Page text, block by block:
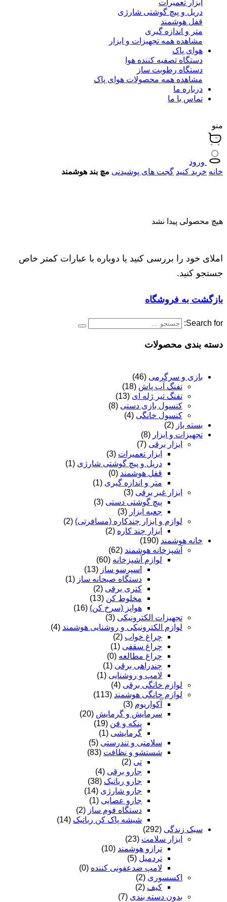
ابزار تعمیرات
دریل و پیچ گوشتی شارژی
قفل هوشمند
متر و اندازه گیری
مشاهده همه تجهیزات و ابزار
هوای پاک
دستگاه تصفیه کننده هوا
دستگاه رطوبت ساز
مشاهده همه محصولات هوای پاک
درباره ما
تماس با ما
منو
ورود
خانه خرید کنید گجت های پوشیدنی مچ بند هوشمند
هیچ محصولی پیدا نشد
املای خود را بررسی کنید یا دوباره با عبارات کمتر خاص
جستجو کنید.
بازگشت به فروشگاه
Search for:
دسته بندی محصولات
بازی و سرگرمی (46)
تفنگ آب پاش (18)
تفنگ تیر ژله ای (13)
کنسول بازی دستی (8)
کنسول خانگی (4)
بسته باز (2)
تجهیزات و ابزار (8)
ابزار برقی (7)
ابزار تعمیرات (3)
دریل و پیچ گوشتی شارژی (1)
قفل هوشمند (0)
متر و اندازه گیری (1)
ابزار غیر برقی (3)
پیچ گوشتی دستی (3)
جعبه ابزار (3)
لوازم و ابزار چندکاره (مسافرتی) (2)
ابزار چند کاره (2)
خانه هوشمند (190)
آشپزخانه هوشمند (62)
لوازم آشپزخانه (60)
اسپرسو ساز (13)
دستگاه صبحانه ساز (1)
کتری برقی (2)
مخلوط کن (13)
هواپز (سرخ کن) (16)
تجهیزات الکترونیکی (3)
لوازم الکترونیکی و روشنایی هوشمند (4)
چراغ خواب (2)
چراغ سقفی (1)
چراغ مطالعه (0)
چندراهی برقی (1)
لامپ و روشنایی (1)
لوازم خانگی برقی (4)
لوازم خانگی هوشمند (113)
آکواریوم (3)
سرمایش و گرمایش (20)
پنکه و فن (19)
گرمایشی (1)
سلامتی و تندرستی (5)
شستشو و نظافت (83)
تی (2)
جارو برقی (4)
جارو رباتیک (38)
جارو شارژی (14)
جارو عصایی (1)
دستگاه فوم ساز (2)
شیشه پاک کن رباتیک (14)
سبک زندگی (292)
ابزار سلامت (23)
ترازو هوشمند (10)
تردمیل (5)
لامپ ضدعفونی کننده (0)
اکسسوری (2)
کیف (2)
بدون دسته بندی (7)